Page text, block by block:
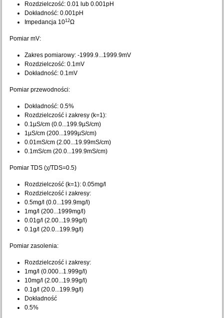
Rozdzielczość: 0.01 lub 0.001pH
Dokładność: 0.001pH
Impedancja 1012Ω
Pomiar mV:
Zakres pomiarowy: -1999.9...1999.9mV
Rozdzielczość: 0.1mV
Dokładność: 0.1mV
Pomiar przewodności:
Dokładność: 0.5%
Rozdzielczość i zakresy (k=1):
0.1µS/cm (0.0...199.9µS/cm)
1µS/cm (200...1999µS/cm)
0.01mS/cm (2.00...19.99mS/cm)
0.1mS/cm (20.0...199.9mS/cm)
Pomiar TDS (χ/TDS=0.5)
Rozdzielczość (k=1): 0.05mg/l
Rozdzielczość i zakresy:
0.5mg/l (0.0...199.9mg/l)
1mg/l (200...1999mg/l)
0.01g/l (2.00...19.99g/l)
0.1g/l (20.0...199.9g/l)
Pomiar zasolenia:
Rozdzielczość i zakresy:
1mg/l (0.000...1.999g/l)
10mg/l (2.00...19.99g/l)
0.1g/l (20.0...199.9g/l)
Dokładność
0.5%